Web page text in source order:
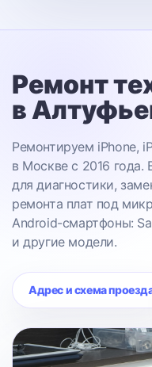
Ремонт
в
Ремонтируем iPhone,
в Москве с 2016 года.
для диагностики,
ремонта плат под
Android-смартфоны:
и другие модели.
Адрес и схема